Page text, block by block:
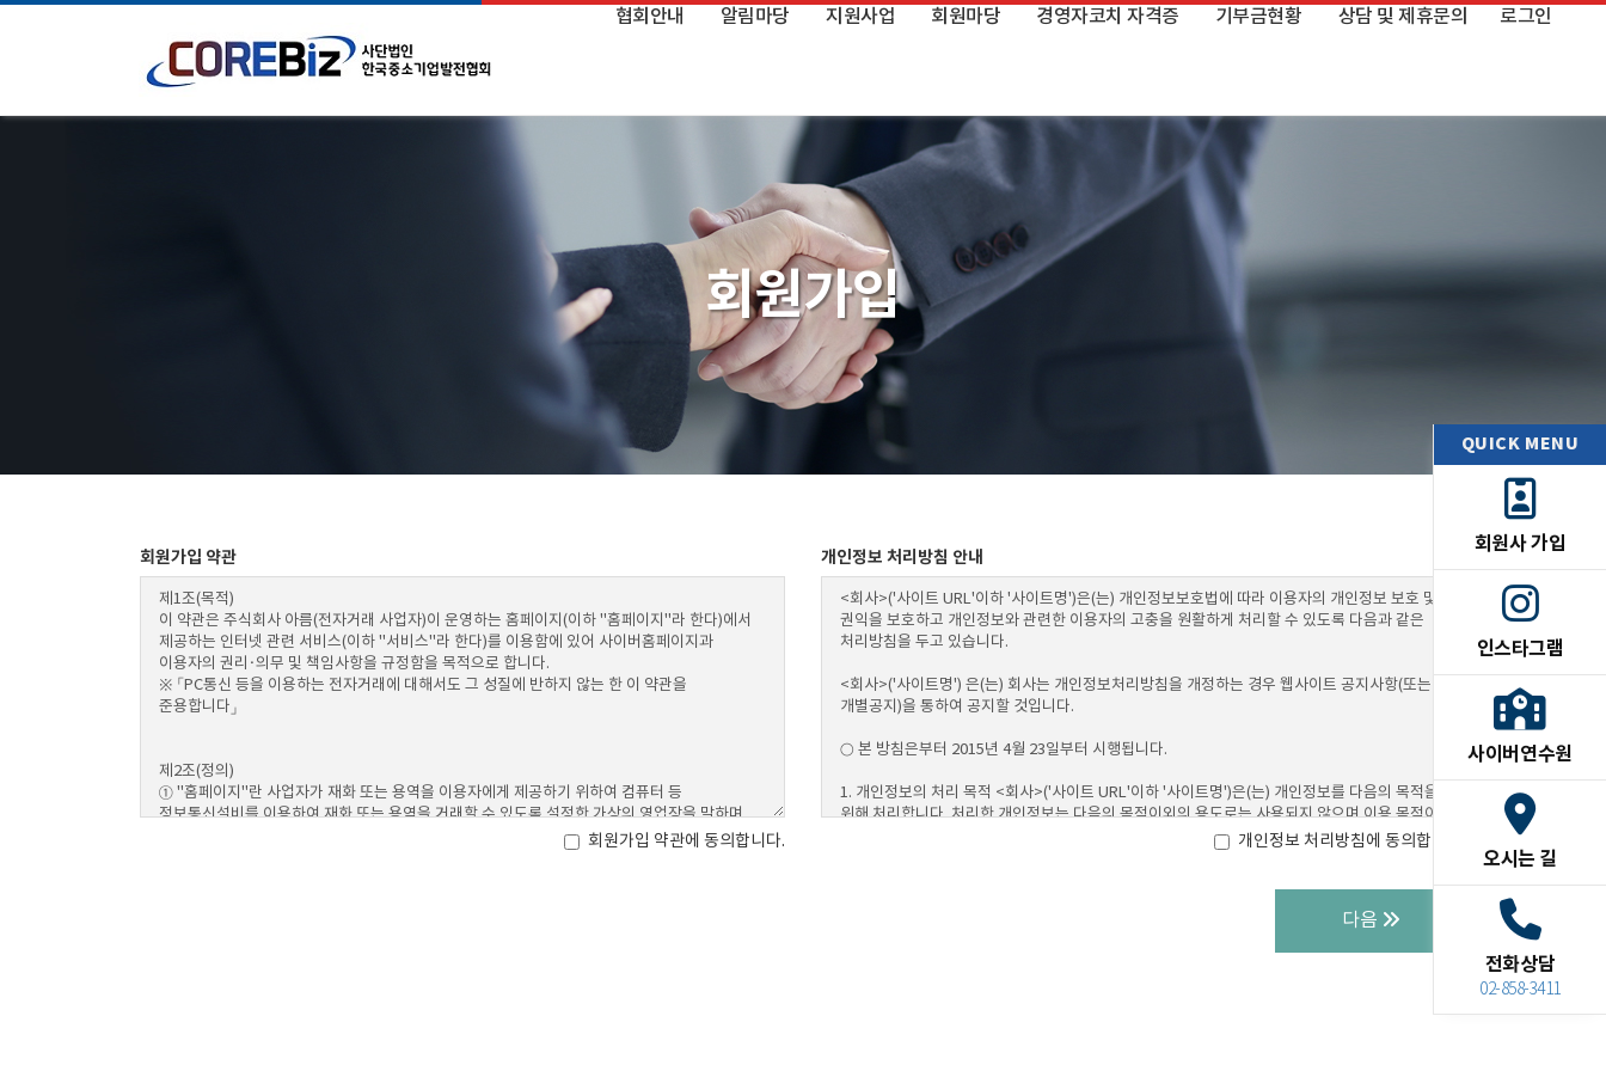
협회안내
COREBiz 인증제도
알림마당
주요행사
영상 갤러리
홍보 마케팅
지원사업
지식재산권 지원사업
벤처투자 지원사업
COREBiz IR데이 지원사업
토탈 경영지원 사업
협회 아카데미 사업
회원마당
회원사 가입안내 & 혜택
경영자코치 자격증
경영자코치 취득 현황
경영자코치 FAQ
기부금현황
공익법인(지정기부금)
연간 기부금 모금액 내역 및
활용 실적 내역
상담 및 제휴문의 로그인
회원가입
회원가입 약관
회원가입 약관에 동의합니다.
개인정보 처리방침 안내
개인정보 처리방침에 동의합니다.
다음
QUICK MENU
회원사 가입
인스타그램
사이버연수원
오시는 길
전화상담
02-858-3411